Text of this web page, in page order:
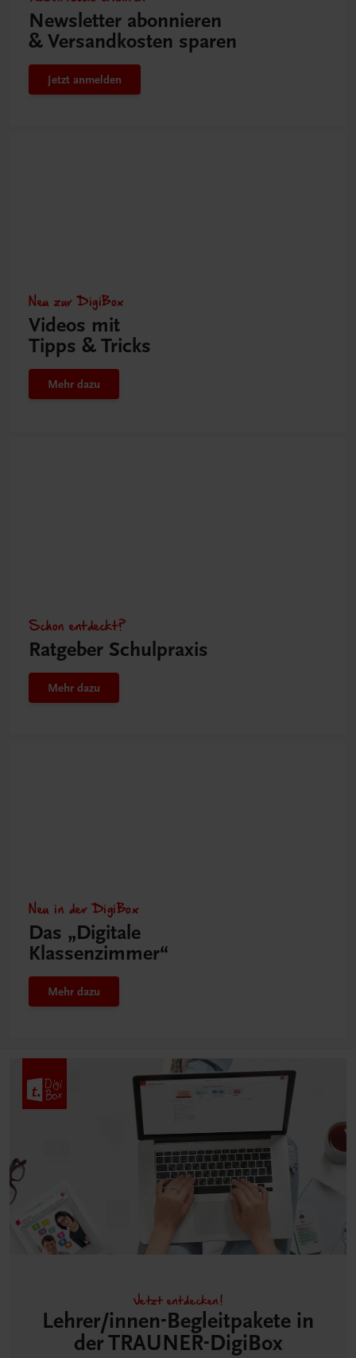
Newsletter abonnieren
& Versandkosten sparen
Jetzt anmelden
Neu zur DigiBox
Videos mit
Tipps & Tricks
Mehr dazu
Schon entdeckt?
Ratgeber Schulpraxis
Mehr dazu
Neu in der DigiBox
Das „Digitale
Klassenzimmer“
Mehr dazu
Jetzt entdecken!
Lehrer/innen-Begleitpakete in
der TRAUNER-DigiBox